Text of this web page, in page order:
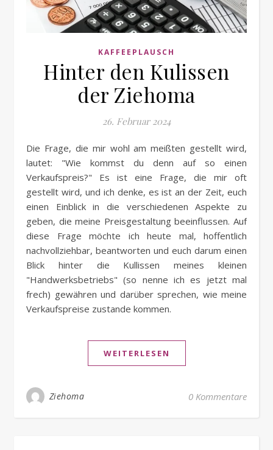
KAFFEEPLAUSCH
Hinter den Kulissen
der Ziehoma
26. Februar 2024
Die Frage, die mir wohl am meißten gestellt wird,
lautet: "Wie kommst du denn auf so einen
Verkaufspreis?" Es ist eine Frage, die mir oft
gestellt wird, und ich denke, es ist an der Zeit, euch
einen Einblick in die verschiedenen Aspekte zu
geben, die meine Preisgestaltung beeinflussen. Auf
diese Frage möchte ich heute mal, hoffentlich
nachvollziehbar, beantworten und euch darum einen
Blick hinter die Kullissen meines kleinen
"Handwerksbetriebs" (so nenne ich es jetzt mal
frech) gewähren und darüber sprechen, wie meine
Verkaufspreise zustande kommen.
WEITERLESEN
Ziehoma 0 Kommentare